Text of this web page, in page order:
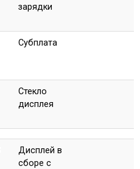
зарядки
Субплата
Стекло
дисплея
Дисплей в
сборе с